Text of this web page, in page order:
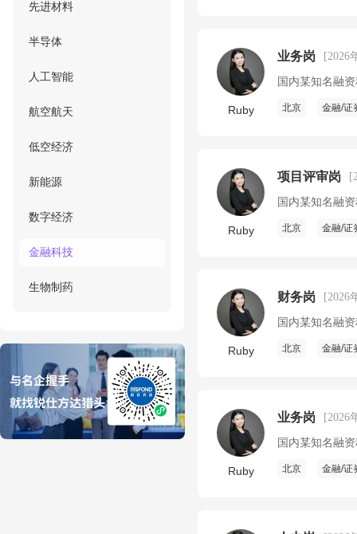
先进材料
半导体
人工智能
航空航天
低空经济
新能源
数字经济
金融科技
生物制药
Ruby
业务岗 [2026
国内某知名融
北京 金融/证
Ruby
项目评审岗
国内某知名融
北京 金融/证
Ruby
财务岗 [2026
国内某知名融
北京 金融/证
Ruby
业务岗 [2026
国内某知名融
北京 金融/证